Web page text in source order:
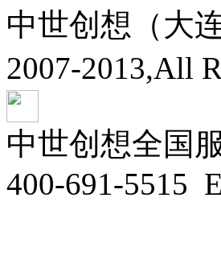
中世创想（大
2007-2013,All
中世创想全国
400-691-5515